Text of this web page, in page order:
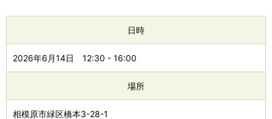
日時
2026年6月14日 12:30 - 16:00
場所
相模原市緑区橋本3-28-1